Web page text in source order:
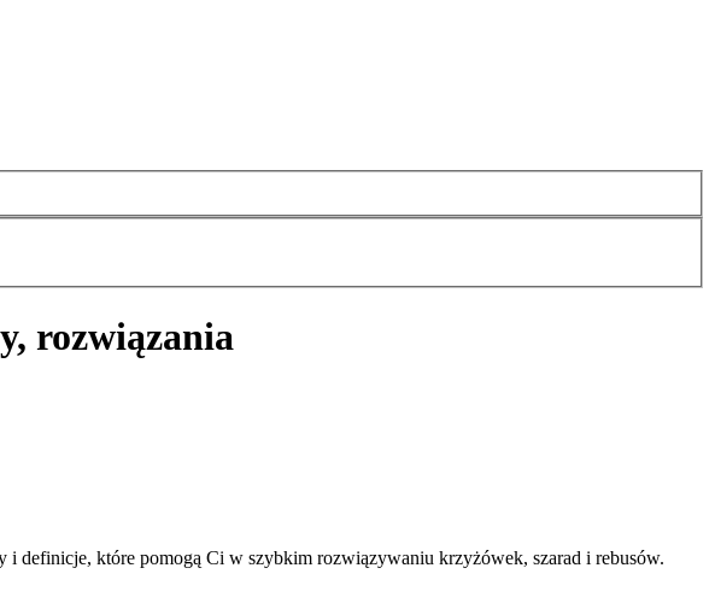
rozwiązania
i definicje, które pomogą Ci w szybkim rozwiązywaniu krzyżówek, szarad i rebusów.